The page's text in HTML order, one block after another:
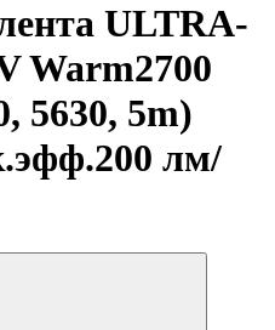
ULTRA-
Warm2700
5630, 5m)
лм/